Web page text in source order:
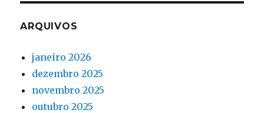
ARQUIVOS
janeiro 2026
dezembro 2025
novembro 2025
outubro 2025